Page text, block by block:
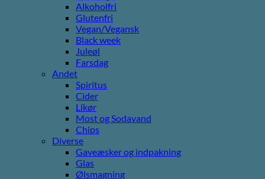
Alkoholfri
Glutenfri
Vegan/Vegansk
Black week
Juleøl
Farsdag
Andet
Spiritus
Cider
Likør
Most og Sodavand
Chips
Diverse
Gaveæsker og indpakning
Glas
Ølsmagning